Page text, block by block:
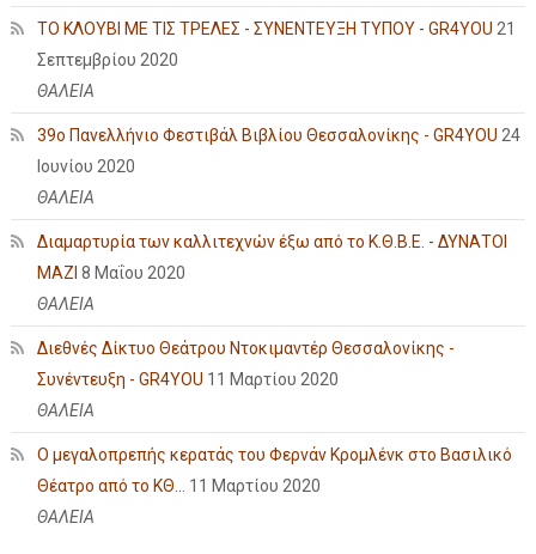
ΤΟ ΚΛΟΥΒΙ ΜΕ ΤΙΣ ΤΡΕΛΕΣ - ΣΥΝΕΝΤΕΥΞΗ ΤΥΠΟΥ - GR4YOU 21
Σεπτεμβρίου 2020
ΘΑΛΕΙΑ
39ο Πανελλήνιο Φεστιβάλ Βιβλίου Θεσσαλονίκης - GR4YOU 24
Ιουνίου 2020
ΘΑΛΕΙΑ
Διαμαρτυρία των καλλιτεχνών έξω από το Κ.Θ.Β.Ε. - ΔΥΝΑΤΟΙ
ΜΑΖΙ 8 Μαΐου 2020
ΘΑΛΕΙΑ
Διεθνές Δίκτυο Θεάτρου Ντοκιμαντέρ Θεσσαλονίκης -
Συνέντευξη - GR4YOU 11 Μαρτίου 2020
ΘΑΛΕΙΑ
Ο μεγαλοπρεπής κερατάς του Φερνάν Κρομλένκ στο Βασιλικό
Θέατρο από το ΚΘ... 11 Μαρτίου 2020
ΘΑΛΕΙΑ